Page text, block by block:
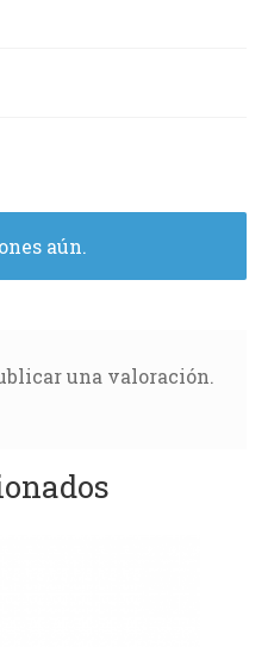
aún.
una valoración.